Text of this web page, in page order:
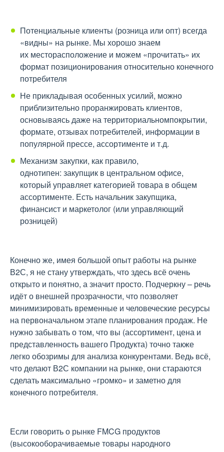
Потенциальные клиенты (розница или опт) всегда
«видны» на рынке. Мы хорошо знаем
их месторасположение и можем «прочитать» их
формат позиционирования относительно конечного
потребителя
Не прикладывая особенных усилий, можно
приблизительно проранжировать клиентов,
основываясь даже на территориальномпокрытии,
формате, отзывах потребителей, информации в
популярной прессе, ассортименте и т.д.
Механизм закупки, как правило,
однотипен: закупщик в центральном офисе,
который управляет категорией товара в общем
ассортименте. Есть начальник закупщика,
финансист и маркетолог (или управляющий
розницей)
Конечно же, имея большой опыт работы на рынке
В2С, я не стану утверждать, что здесь всё очень
открыто и понятно, а значит просто. Подчеркну – речь
идёт о внешней прозрачности, что позволяет
минимизировать временные и человеческие ресурсы
на первоначальном этапе планирования продаж. Не
нужно забывать о том, что вы (ассортимент, цена и
представленность вашего Продукта) точно также
легко обозримы для анализа конкурентами. Ведь всё,
что делают В2С компании на рынке, они стараются
сделать максимально «громко» и заметно для
конечного потребителя.
Если говорить о рынке FMCG продуктов
(высокооборачиваемые товары народного